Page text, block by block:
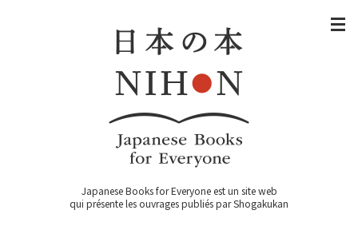
Japanese Books for Everyone est un site web
qui présente les ouvrages publiés par Shogakukan